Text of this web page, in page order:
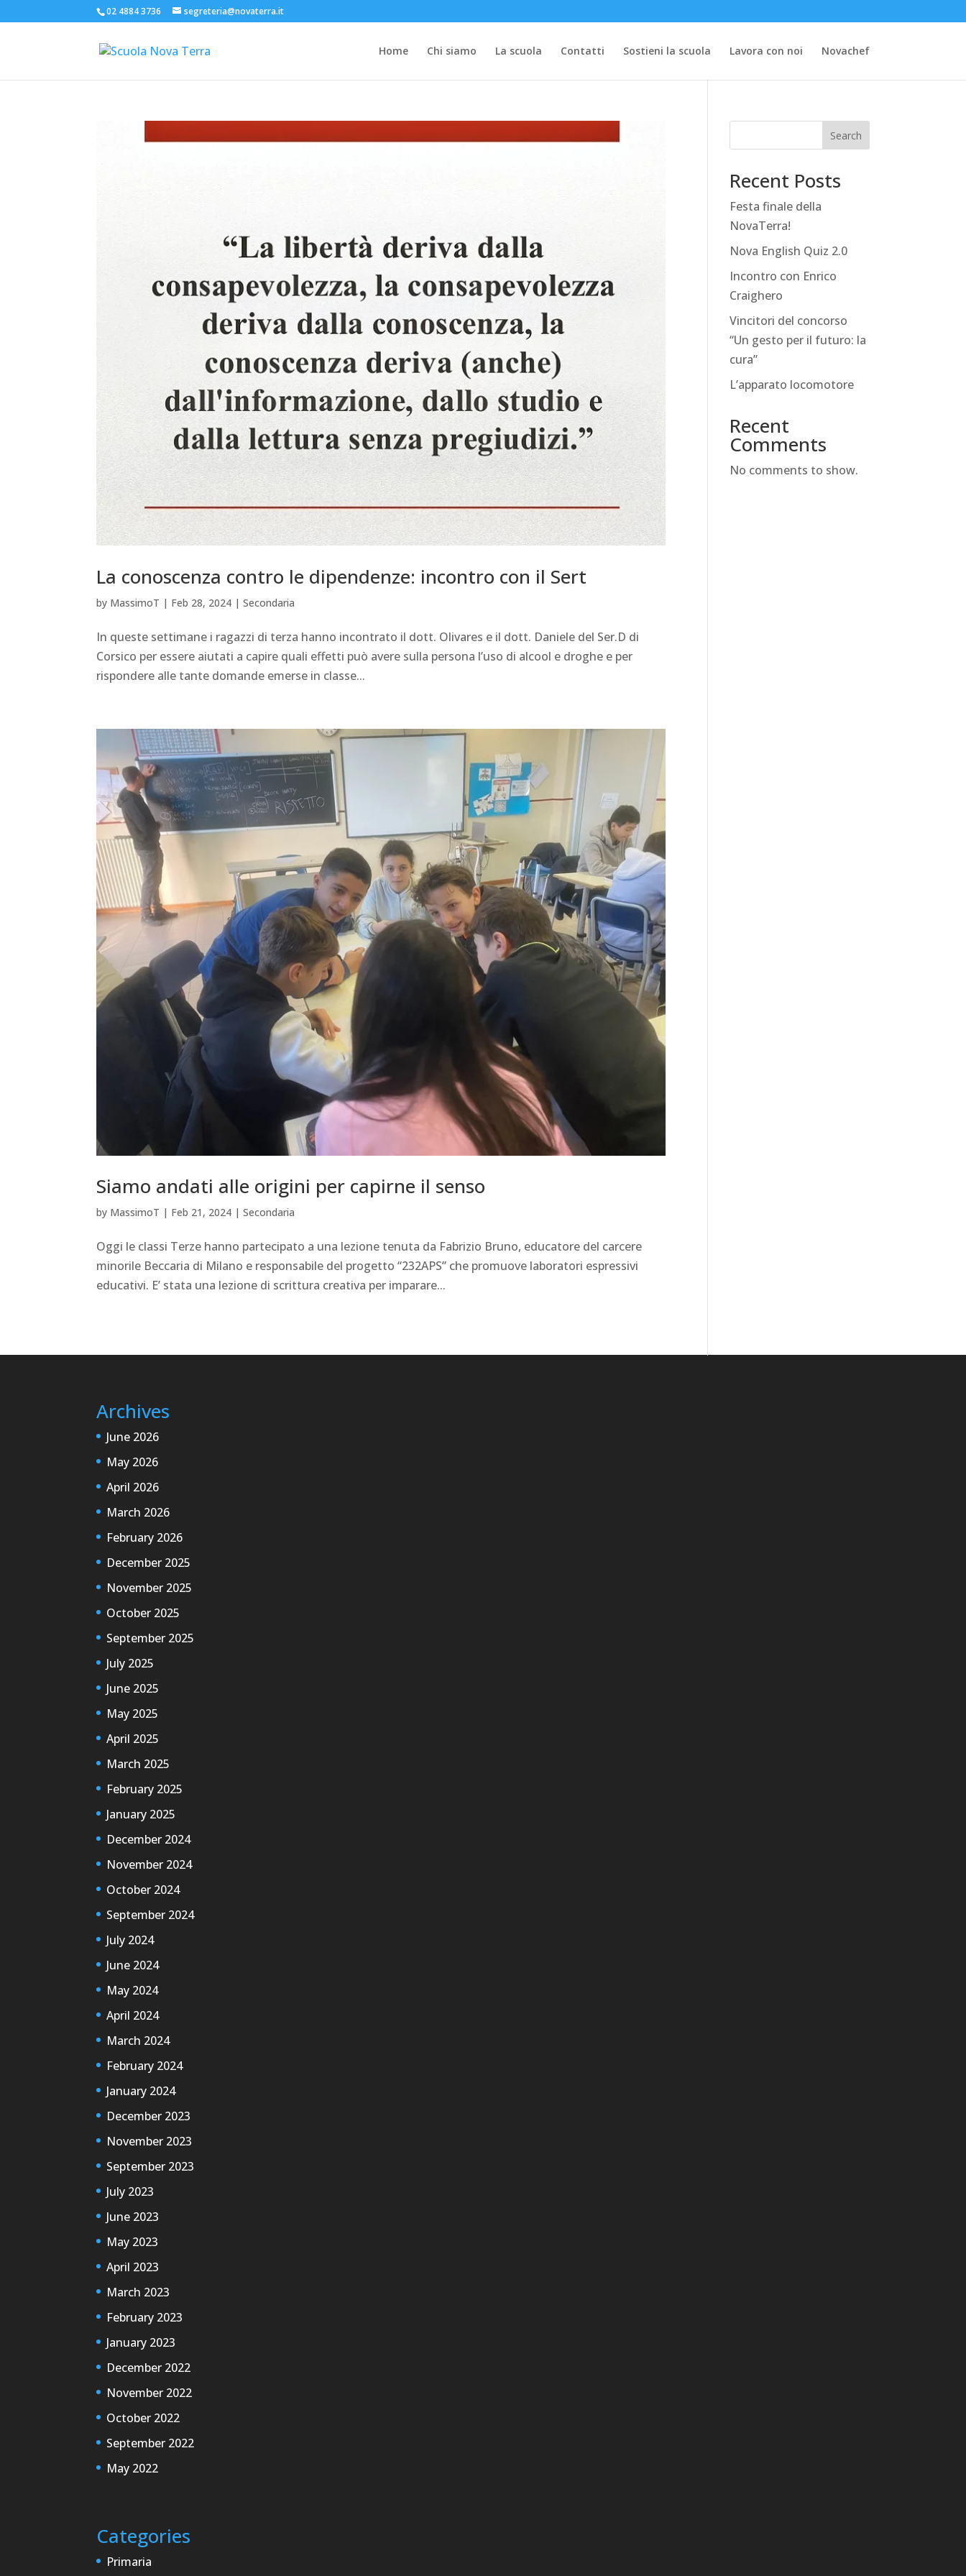
02 4884 3736 segreteria@novaterra.it
Home Chi siamo La scuola Contatti Sostieni la scuola Lavora con noi Novachef
La conoscenza contro le dipendenze: incontro con il Sert
by MassimoT | Feb 28, 2024 |Secondaria
In queste settimane i ragazzi di terza hanno incontrato il dott. Olivares e il dott. Daniele del Ser.D di
Corsico per essere aiutati a capire quali effetti può avere sulla persona l’uso di alcool e droghe e per
rispondere alle tante domande emerse in classe...
Siamo andati alle origini per capirne il senso
by MassimoT | Feb 21, 2024 |Secondaria
Oggi le classi Terze hanno partecipato a una lezione tenuta da Fabrizio Bruno, educatore del carcere
minorile Beccaria di Milano e responsabile del progetto “232APS” che promuove laboratori espressivi
educativi. E’ stata una lezione di scrittura creativa per imparare...
Search
Recent Posts
Festa finale della
NovaTerra!
Nova English Quiz 2.0
Incontro con Enrico
Craighero
Vincitori del concorso
“Un gesto per il futuro: la
cura”
L’apparato locomotore
Recent
Comments
No comments to show.
Archives
June 2026
May 2026
April 2026
March 2026
February 2026
December 2025
November 2025
October 2025
September 2025
July 2025
June 2025
May 2025
April 2025
March 2025
February 2025
January 2025
December 2024
November 2024
October 2024
September 2024
July 2024
June 2024
May 2024
April 2024
March 2024
February 2024
January 2024
December 2023
November 2023
September 2023
July 2023
June 2023
May 2023
April 2023
March 2023
February 2023
January 2023
December 2022
November 2022
October 2022
September 2022
May 2022
Categories
Primaria